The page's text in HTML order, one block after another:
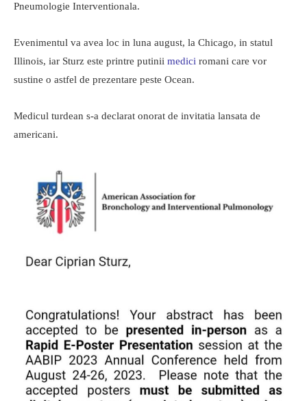
Pneumologie Interventionala.
Evenimentul va avea loc in luna august, la Chicago, in statul
Illinois, iar Sturz este printre putinii medici romani care vor
sustine o astfel de prezentare peste Ocean.
Medicul turdean s-a declarat onorat de invitatia lansata de
americani.